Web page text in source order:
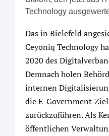
Technology
Das in Bielefeld
Ceyoniq Technology
2020 des
Demnach holen
internen
die E-Government-
zurückzuführen. Als
öffentlichen